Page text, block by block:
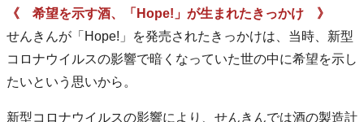
《 希望を示す酒、「Hope!」が生まれたきっかけ 》
せんきんが「Hope!」を発売されたきっかけは、当時、新型
コロナウイルスの影響で暗くなっていた世の中に希望を示し
たいという思いから。
新型コロナウイルスの影響により、せんきんでは酒の製造計